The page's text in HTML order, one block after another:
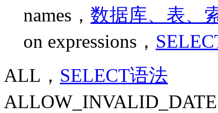
names， 数据库、表、
on expressions，
ALL， SELECT语法